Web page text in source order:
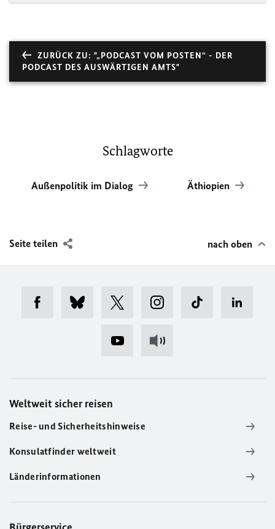
ZURÜCK ZU: "„PODCAST VOM POSTEN“ - DER
PODCAST DES AUSWÄRTIGEN AMTS"
Schlagworte
Außenpolitik im Dialog Äthiopien
Seite teilen nach oben
Weltweit sicher reisen
Reise- und Sicherheitshinweise
Konsulatfinder weltweit
Länderinformationen